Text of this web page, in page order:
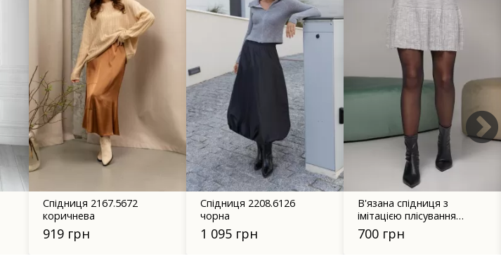
Спідниця 2167.5672
коричнева
919 грн
Спідниця 2208.6126
чорна
1 095 грн
В'язана спідниця з
імітацією плісування
2225 сіра
700 грн